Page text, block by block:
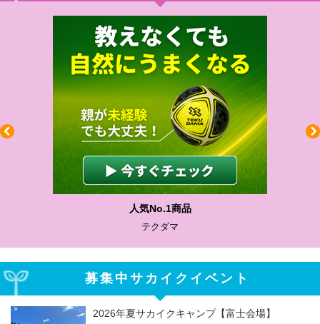
人気No.1商品
テクダマ
募集中サカイクイベント
2026年夏サカイクキャンプ【富士会場】